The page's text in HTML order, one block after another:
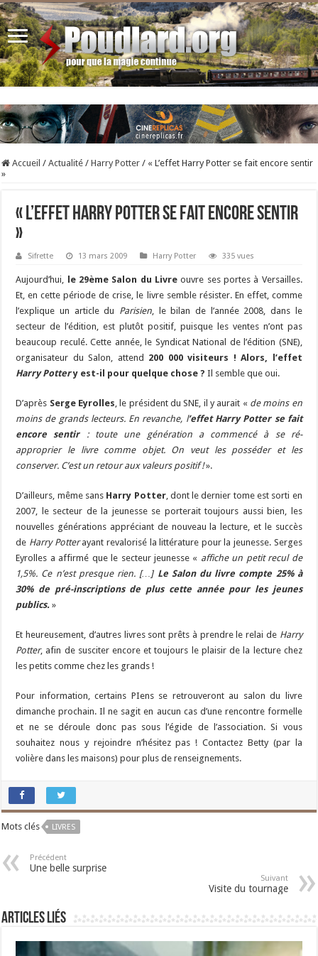
Accueil / Actualité / Harry Potter / « L’effet Harry Potter se fait encore sentir
»
« L’effet Harry Potter se fait encore sentir
»
Sifrette 13 mars 2009 Harry Potter 335 vues
Aujourd’hui, le 29ème Salon du Livre ouvre ses portes à Versailles.
Et, en cette période de crise, le livre semble résister. En effet, comme
l’explique un article du Parisien, le bilan de l’année 2008, dans le
secteur de l’édition, est plutôt positif, puisque les ventes n’ont pas
beaucoup reculé. Cette année, le Syndicat National de l’édition (SNE),
organisateur du Salon, attend 200 000 visiteurs ! Alors, l’effet
Harry Pottery est-il pour quelque chose ? Il semble que oui.
D’après Serge Eyrolles, le président du SNE, il y aurait « de moins en
moins de grands lecteurs. En revanche, l’effet Harry Potter se fait
encore sentir: toute une génération a commencé à se ré-
approprier le livre comme objet. On veut les posséder et les
conserver. C’est un retour aux valeurs positif !».
D’ailleurs, même sans Harry Potter, dont le dernier tome est sorti en
2007, le secteur de la jeunesse se porterait toujours aussi bien, les
nouvelles générations appréciant de nouveau la lecture, et le succès
de Harry Potterayant revalorisé la littérature pour la jeunesse. Serges
Eyrolles a affirmé que le secteur jeunesse « affiche un petit recul de
1,5%. Ce n’est presque rien. […] Le Salon du livre compte 25% à
30% de pré-inscriptions de plus cette année pour les jeunes
publics. »
Et heureusement, d’autres livres sont prêts à prendre le relai de Harry
Potter, afin de susciter encore et toujours le plaisir de la lecture chez
les petits comme chez les grands !
Pour information, certains PIens se retrouveront au salon du livre
dimanche prochain. Il ne sagit en aucun cas d’une rencontre formelle
et ne se déroule donc pas sous l’égide de l’association. Si vous
souhaitez nous y rejoindre n’hésitez pas ! Contactez Betty (par la
volière dans les maisons) pour plus de renseignements.
Mots clés LIVRES
Précédent
Une belle surprise
Suivant
Visite du tournage
Articles liés